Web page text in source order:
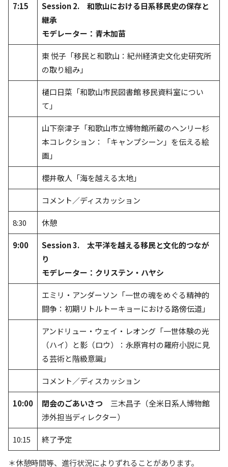
7:15
Session 2. 和歌山における日系移民史の保存と
継承
モデレーター：青木加苗
東 悦子「移民と和歌山：紀州経済史文化史研究所
の取り組み」
樋口日菜「和歌山市民図書館 移民資料室につい
て」
山下奈津子「和歌山市立博物館所蔵のヘンリー杉
本コレクション：「キャンプシーン」を伝える絵
画」
櫻井敬人「海を越える太地」
コメント／ディスカッション
8:30 休憩
9:00
Session 3. 太平洋を越える移民と文化的つなが
り
モデレーター：クリステン・ハヤシ
エミリ・アンダーソン「一世の魂をめぐる精神的
闘争：初期リトルトーキョーにおける路傍伝道」
アンドリュー・ウェイ・レオング「一世体験の光
（ハイ）と影（ロウ）：永原宵村の羅府小説に見
る芸術と階級意識」
コメント／ディスカッション
10:00 閉会のごあいさつ 三木昌子（全米日系人博物館
渉外担当ディレクター）
10:15 終了予定
＊休憩時間等、進行状況によりずれることがあります。